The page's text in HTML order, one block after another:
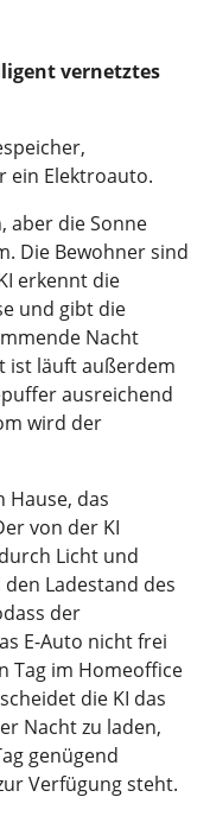
vernetztes
ein Elektroauto.
aber die Sonne
Die Bewohner sind
erkennt die
und gibt die
Nacht
ist läuft außerdem
ausreichend
wird der
Hause, das
von der KI
Licht und
Ladestand des
der
E-Auto nicht frei
Tag im Homeoffice
die KI das
Nacht zu laden,
genügend
Verfügung steht.